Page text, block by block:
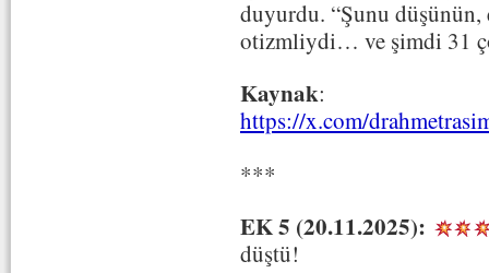
duyurdu. “Şunu düşünün,
otizmliydi… ve şimdi 31
Kaynak:
https://x.com/
***
EK 5 (20.11.2025):
düştü!